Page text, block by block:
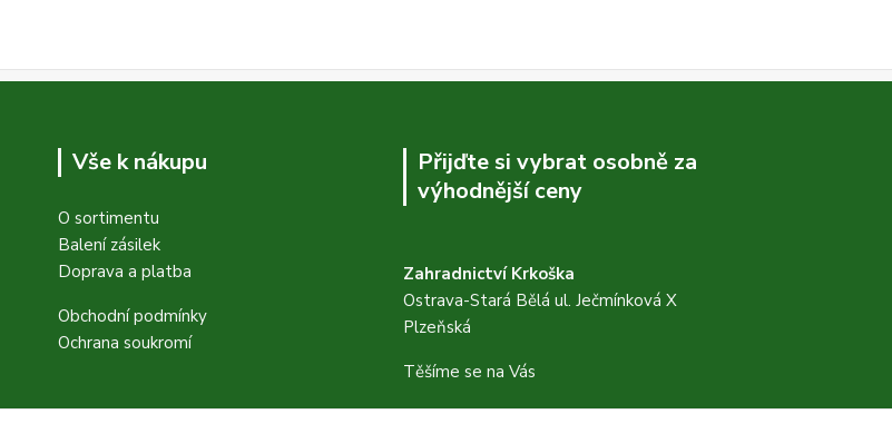
Vše k nákupu
O sortimentu
Balení zásilek
Doprava a platba
Obchodní podmínky
Ochrana soukromí
Přijďte si vybrat osobně za
výhodnější ceny
Zahradnictví Krkoška
Ostrava-Stará Bělá ul. Ječmínková X
Plzeňská
Těšíme se na Vás